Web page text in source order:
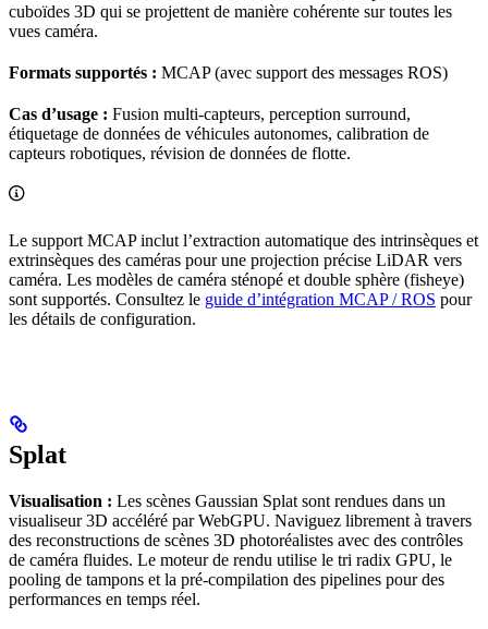
cuboïdes 3D qui se projettent de manière cohérente sur toutes les
vues caméra.
Formats supportés : MCAP (avec support des messages ROS)
Cas d’usage : Fusion multi-capteurs, perception surround,
étiquetage de données de véhicules autonomes, calibration de
capteurs robotiques, révision de données de flotte.
Le support MCAP inclut l’extraction automatique des intrinsèques et
extrinsèques des caméras pour une projection précise LiDAR vers
caméra. Les modèles de caméra sténopé et double sphère (fisheye)
sont supportés. Consultez le guide d’intégration MCAP / ROS pour
les détails de configuration.
Splat
Visualisation : Les scènes Gaussian Splat sont rendues dans un
visualiseur 3D accéléré par WebGPU. Naviguez librement à travers
des reconstructions de scènes 3D photoréalistes avec des contrôles
de caméra fluides. Le moteur de rendu utilise le tri radix GPU, le
pooling de tampons et la pré-compilation des pipelines pour des
performances en temps réel.